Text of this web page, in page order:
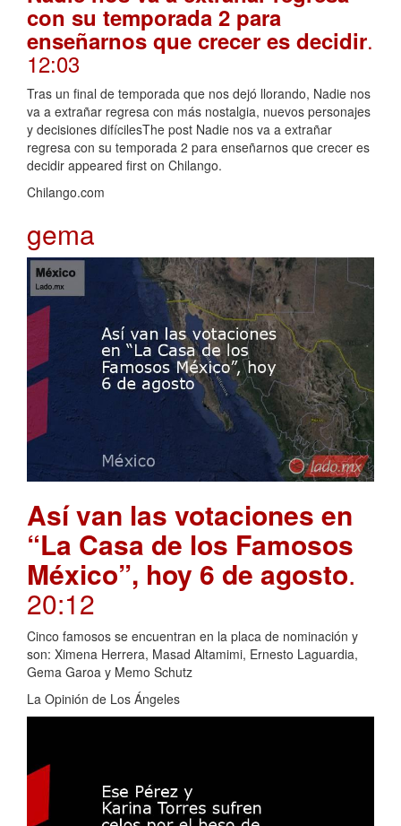
con su temporada 2 para
enseñarnos que crecer es decidir.
12:03
Tras un final de temporada que nos dejó llorando, Nadie nos
va a extrañar regresa con más nostalgia, nuevos personajes
y decisiones difícilesThe post Nadie nos va a extrañar
regresa con su temporada 2 para enseñarnos que crecer es
decidir appeared first on Chilango.
Chilango.com
gema
Así van las votaciones en
“La Casa de los Famosos
México”, hoy 6 de agosto.
20:12
Cinco famosos se encuentran en la placa de nominación y
son: Ximena Herrera, Masad Altamimi, Ernesto Laguardia,
Gema Garoa y Memo Schutz
La Opinión de Los Ángeles